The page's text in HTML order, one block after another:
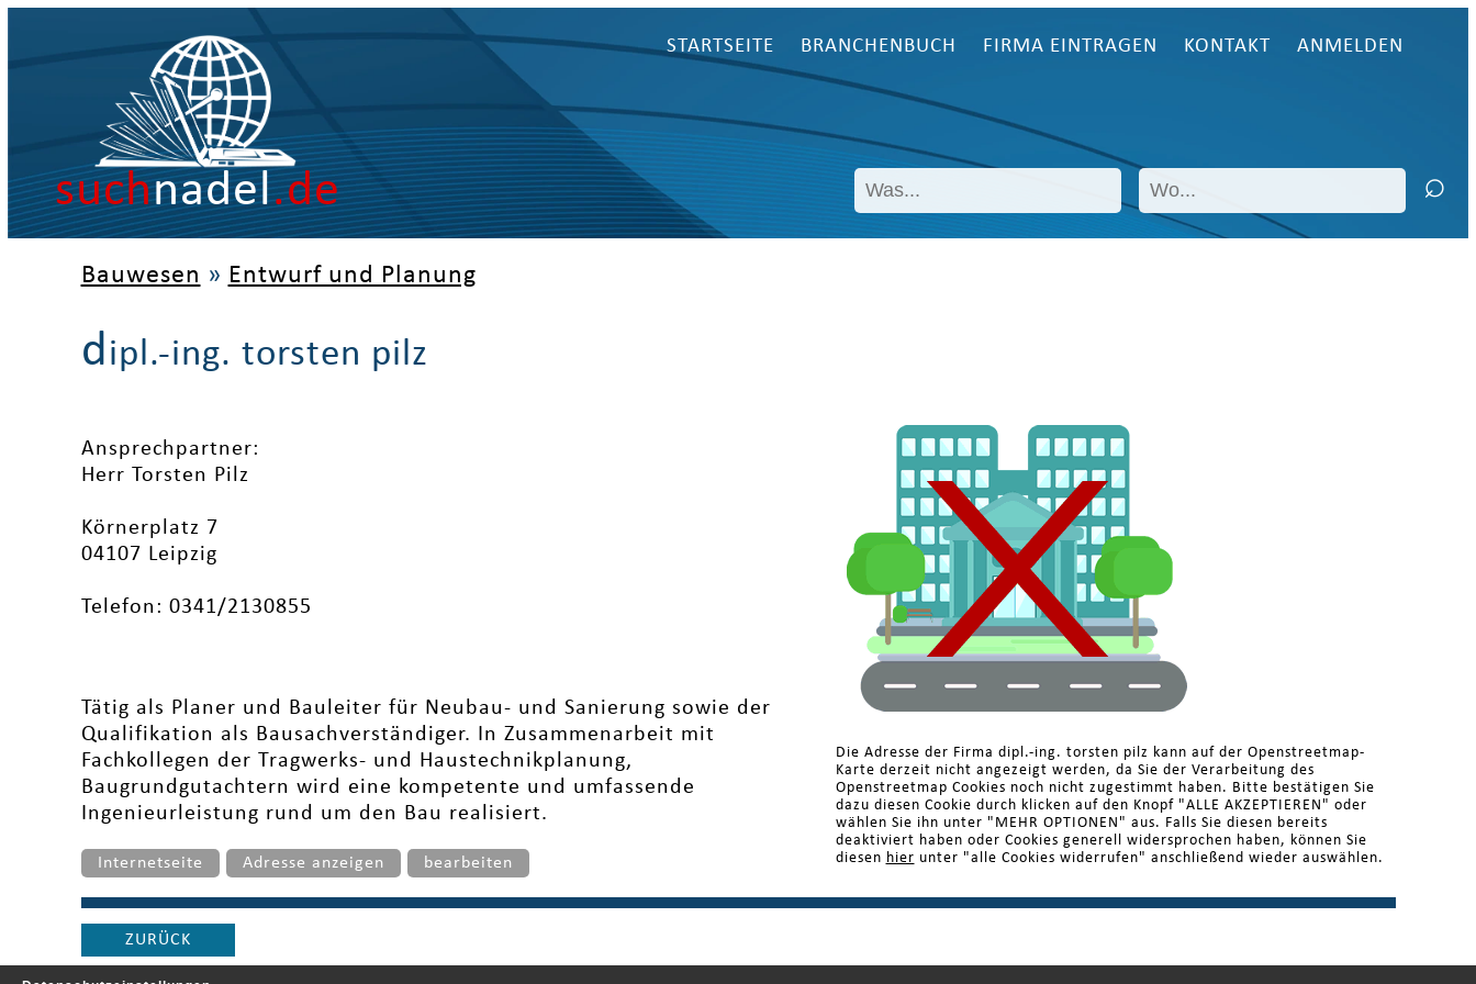
suchnadel.de
STARTSEITE BRANCHENBUCH FIRMA EINTRAGEN KONTAKT ANMELDEN
Bauwesen » Entwurf und Planung
dipl.-ing. torsten pilz
Ansprechpartner:
Herr Torsten Pilz
Körnerplatz 7
04107 Leipzig
Telefon: 0341/2130855
Tätig als Planer und Bauleiter für Neubau- und Sanierung sowie der
Qualifikation als Bausachverständiger. In Zusammenarbeit mit
Fachkollegen der Tragwerks- und Haustechnikplanung,
Baugrundgutachtern wird eine kompetente und umfassende
Ingenieurleistung rund um den Bau realisiert.
Internetseite Adresse anzeigen bearbeiten
Die Adresse der Firma dipl.-ing. torsten pilz kann auf der Openstreetmap-
Karte derzeit nicht angezeigt werden, da Sie der Verarbeitung des
Openstreetmap Cookies noch nicht zugestimmt haben. Bitte bestätigen Sie
dazu diesen Cookie durch klicken auf den Knopf "ALLE AKZEPTIEREN" oder
wählen Sie ihn unter "MEHR OPTIONEN" aus. Falls Sie diesen bereits
deaktiviert haben oder Cookies generell widersprochen haben, können Sie
diesen hier unter "alle Cookies widerrufen" anschließend wieder auswählen.
ZURÜCK